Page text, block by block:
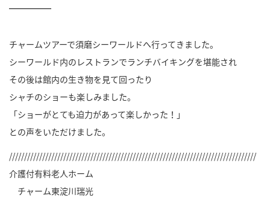
チャームツアーで須磨シーワールドへ行ってきました。
シーワールド内のレストランでランチバイキングを堪能され
その後は館内の生き物を見て回ったり
シャチのショーも楽しみました。
「ショーがとても迫力があって楽しかった！」
との声をいただけました。
//////////////////////////////////////////////////////////////////////////////////
介護付有料老人ホーム
チャーム東淀川瑞光